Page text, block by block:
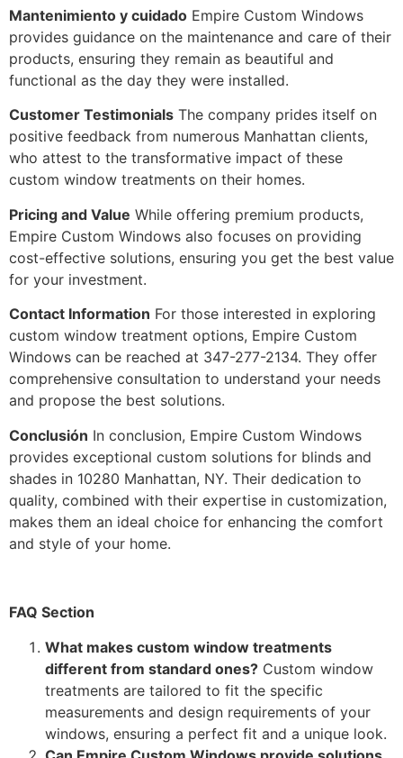
Mantenimiento y cuidado Empire Custom Windows
provides guidance on the maintenance and care of their
products, ensuring they remain as beautiful and
functional as the day they were installed.
Customer Testimonials The company prides itself on
positive feedback from numerous Manhattan clients,
who attest to the transformative impact of these
custom window treatments on their homes.
Pricing and Value While offering premium products,
Empire Custom Windows also focuses on providing
cost-effective solutions, ensuring you get the best value
for your investment.
Contact Information For those interested in exploring
custom window treatment options, Empire Custom
Windows can be reached at 347-277-2134. They offer
comprehensive consultation to understand your needs
and propose the best solutions.
Conclusión In conclusion, Empire Custom Windows
provides exceptional custom solutions for blinds and
shades in 10280 Manhattan, NY. Their dedication to
quality, combined with their expertise in customization,
makes them an ideal choice for enhancing the comfort
and style of your home.
FAQ Section
What makes custom window treatments
different from standard ones? Custom window
treatments are tailored to fit the specific
measurements and design requirements of your
windows, ensuring a perfect fit and a unique look.